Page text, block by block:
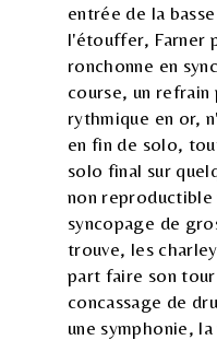
entrée de la
l'étouffer, Farner
ronchonne en
course, un
rythmique en or,
en fin de solo,
solo final sur
non reproductible
syncopage de
trouve, les
part faire son
concassage de
une symphonie,